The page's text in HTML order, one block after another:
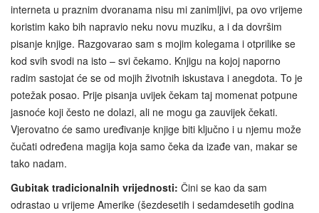
interneta u praznim dvoranama nisu mi zanimljivi, pa ovo vrijeme
koristim kako bih napravio neku novu muziku, a i da dovršim
pisanje knjige. Razgovarao sam s mojim kolegama i otprilike se
kod svih svodi na isto – svi čekamo. Knjigu na kojoj naporno
radim sastojat će se od mojih životnih iskustava i anegdota. To je
potežak posao. Prije pisanja uvijek čekam taj momenat potpune
jasnoće koji često ne dolazi, ali ne mogu ga zauvijek čekati.
Vjerovatno će samo uređivanje knjige biti ključno i u njemu može
čučati određena magija koja samo čeka da izađe van, makar se
tako nadam.
Gubitak tradicionalnih vrijednosti: Čini se kao da sam
odrastao u vrijeme Amerike (šezdesetih i sedamdesetih godina